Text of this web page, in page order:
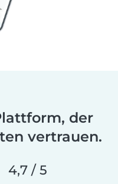
der
vertrauen.
4,7 / 5